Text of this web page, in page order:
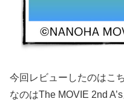
今回レビューしたのはこ
なのはThe MOVIE 2nd A’s